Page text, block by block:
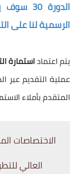
الرسمية لنا على
يتم اعتماداستمارة
عملية التقديم عبر
المتقدم بأملاء
الاختصاصات
العالي